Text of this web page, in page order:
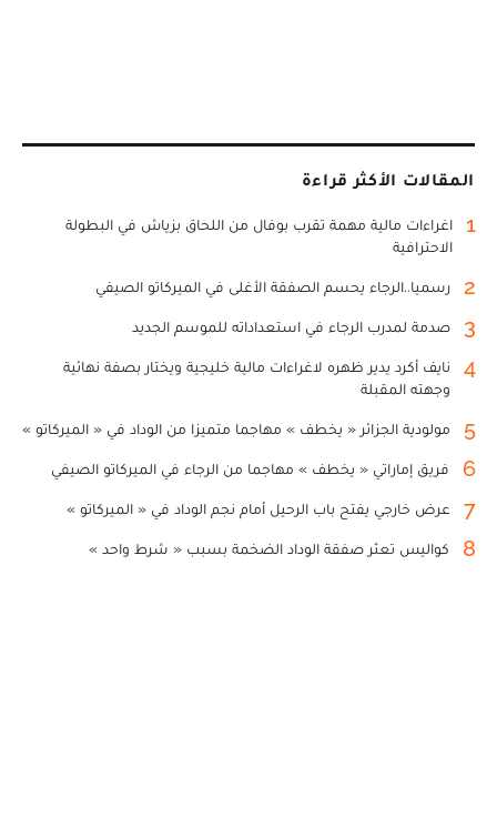
المقالات الأكثر قراءة
1
اغراءات مالية مهمة تقرب بوفال من اللحاق بزياش في البطولة
الاحترافية
2 رسميا..الرجاء يحسم الصفقة الأغلى في الميركاتو الصيفي
3 صدمة لمدرب الرجاء في استعداداته للموسم الجديد
4
نايف أكرد يدير ظهره لاغراءات مالية خليجية ويختار بصفة نهائية
وجهته المقبلة
5 مولودية الجزائر « يخطف » مهاجما متميزا من الوداد في « الميركاتو »
6 فريق إماراتي « يخطف » مهاجما من الرجاء في الميركاتو الصيفي
7 عرض خارجي يفتح باب الرحيل أمام نجم الوداد في « الميركاتو »
8 كواليس تعثر صفقة الوداد الضخمة بسبب « شرط واحد »